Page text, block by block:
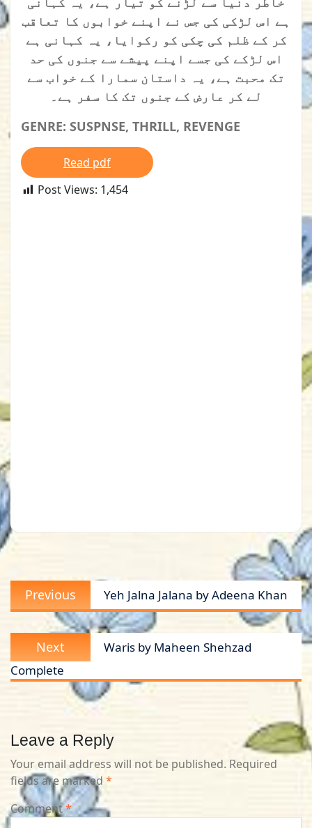
ہے اس لڑکی کی جس نے اپنے خوابوں کا تعاقب
کر کے ظلم کی چکی کو رکوایا، یہ کہانی ہے
اس لڑکے کی جسے اپنے پیشے سے جنوں کی حد
تک محبت ہے، یہ داستان سمارا کے خواب سے
لے کر عارض کے جنوں تک کا سفر ہے۔
GENRE: SUSPNSE, THRILL, REVENGE
Read pdf
Post Views: 1,454
Post
navigation
Previous
Previous
post:
Yeh Jalna Jalana by Adeena Khan
Next
Next
post:
Waris by Maheen Shehzad
Complete
Leave a Reply
Your email address will not be published. Required
fields are marked *
Comment*